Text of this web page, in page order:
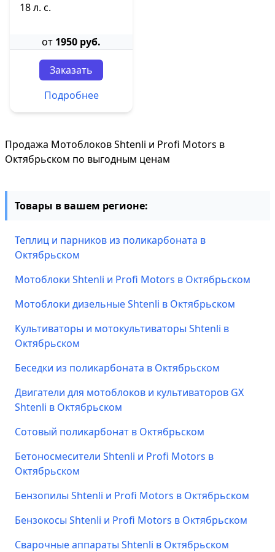
18 л. с.
от 1950 руб.
Заказать
Подробнее
Продажа Мотоблоков Shtenli и Profi Motors в
Октябрьском по выгодным ценам
Товары в вашем регионе:
Теплиц и парников из поликарбоната в
Октябрьском
Мотоблоки Shtenli и Profi Motors в Октябрьском
Мотоблоки дизельные Shtenli в Октябрьском
Культиваторы и мотокультиваторы Shtenli в
Октябрьском
Беседки из поликарбоната в Октябрьском
Двигатели для мотоблоков и культиваторов GX
Shtenli в Октябрьском
Сотовый поликарбонат в Октябрьском
Бетоносмесители Shtenli и Profi Motors в
Октябрьском
Бензопилы Shtenli и Profi Motors в Октябрьском
Бензокосы Shtenli и Profi Motors в Октябрьском
Сварочные аппараты Shtenli в Октябрьском